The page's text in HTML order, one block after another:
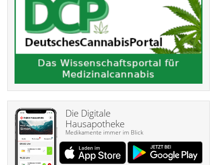
Die Digitale
Hausapotheke
Medikamente immer im Blick